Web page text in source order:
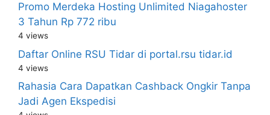
Promo Merdeka Hosting Unlimited Niagahoster
3 Tahun Rp 772 ribu
4 views
Daftar Online RSU Tidar di portal.rsu tidar.id
4 views
Rahasia Cara Dapatkan Cashback Ongkir Tanpa
Jadi Agen Ekspedisi